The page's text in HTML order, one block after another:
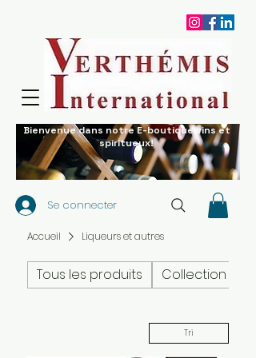
Bienvenue dans notre E-boutique vins et
spiritueux!
Se connecter
Accueil Liqueurs et autres
Tous les produits Collection de
Tri